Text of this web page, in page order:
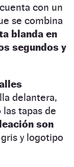
con un
se combina
blanda en
segundos y
delantera,
tapas de
son
y logotipo